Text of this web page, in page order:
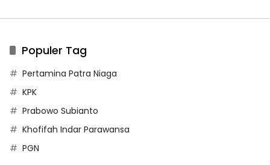
Populer Tag
Pertamina Patra Niaga
KPK
Prabowo Subianto
Khofifah Indar Parawansa
PGN